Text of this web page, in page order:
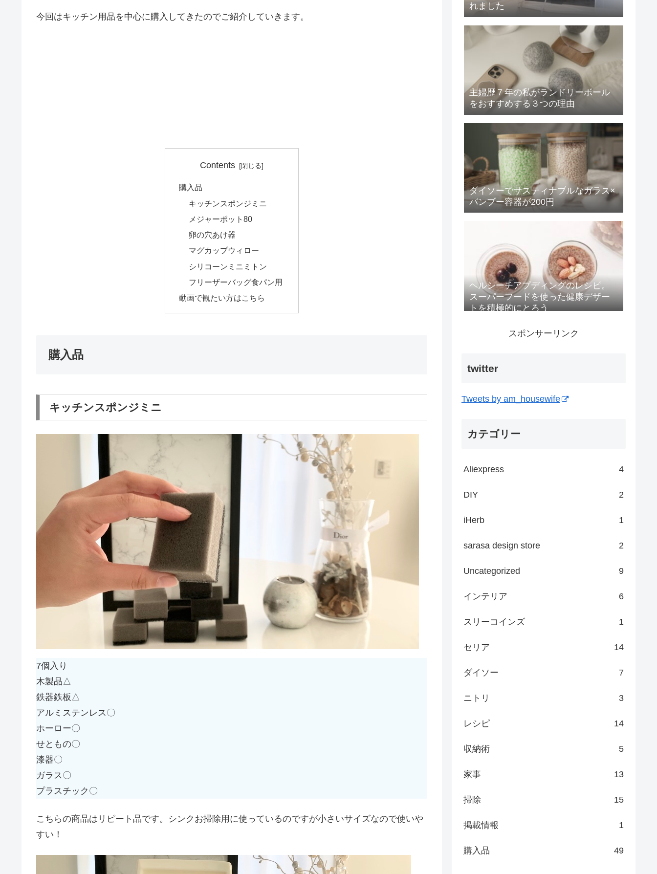
今回はキッチン用品を中心に購入してきたのでご紹介していきます。
Contents
購入品
キッチンスポンジミニ
メジャーポット80
卵の穴あけ器
マグカップウィロー
シリコーンミニミトン
フリーザーバッグ食パン用
動画で観たい方はこちら
購入品
キッチンスポンジミニ
7個入り
木製品△
鉄器鉄板△
アルミステンレス〇
ホーロー〇
せともの〇
漆器〇
ガラス〇
プラスチック〇
こちらの商品はリピート品です。シンクお掃除用に使っているのですが小さいサイズなので使いや
すい！
れました
主婦歴７年の私がランドリーボール
をおすすめする３つの理由
ダイソーでサスティナブルなガラス×
バンブー容器が200円
ヘルシーチアプディングのレシピ。
スーパーフードを使った健康デザー
トを積極的にとろう
スポンサーリンク
twitter
Tweets by am_housewife
カテゴリー
Aliexpress 4
DIY 2
iHerb 1
sarasa design store 2
Uncategorized 9
インテリア 6
スリーコインズ 1
セリア 14
ダイソー 7
ニトリ 3
レシピ 14
収納術 5
家事 13
掃除 15
掲載情報 1
購入品 49